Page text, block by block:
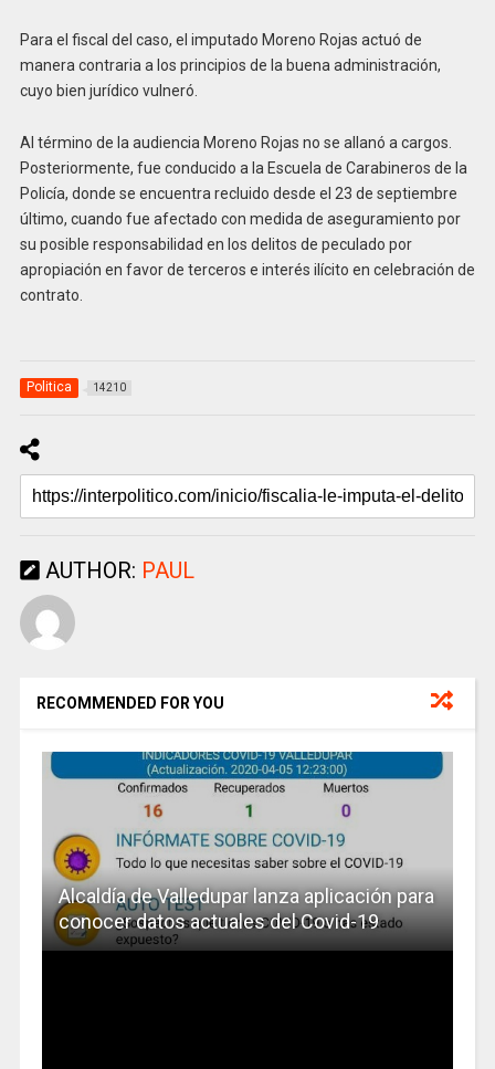
Para el fiscal del caso, el imputado Moreno Rojas actuó de
manera contraria a los principios de la buena administración,
cuyo bien jurídico vulneró.
Al término de la audiencia Moreno Rojas no se allanó a cargos.
Posteriormente, fue conducido a la Escuela de Carabineros de la
Policía, donde se encuentra recluido desde el 23 de septiembre
último, cuando fue afectado con medida de aseguramiento por
su posible responsabilidad en los delitos de peculado por
apropiación en favor de terceros e interés ilícito en celebración de
contrato.
Politica 14210
AUTHOR: PAUL
RECOMMENDED FOR YOU
Alcaldía de Valledupar lanza aplicación para
conocer datos actuales del Covid-19